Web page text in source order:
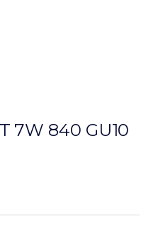
7W 840 GU10